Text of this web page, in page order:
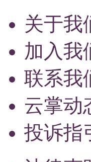
关于我
加入我
联系我
云掌动
投诉指